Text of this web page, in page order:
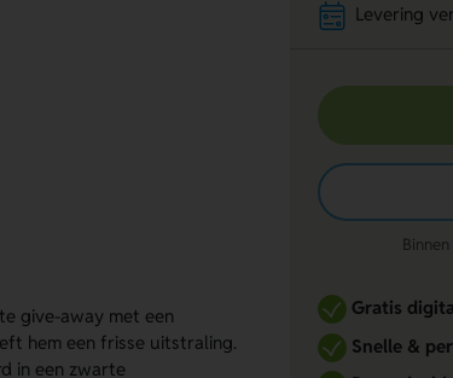
give-away met een
hem een frisse uitstraling.
in een zwarte
Levering
Gratis
Snelle &